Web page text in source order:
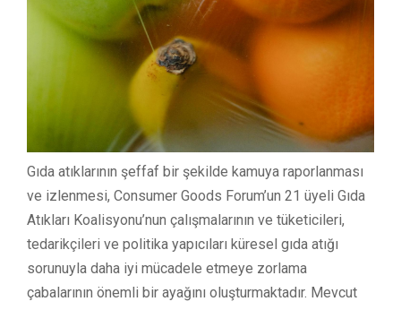
Gıda atıklarının şeffaf bir şekilde kamuya raporlanması
ve izlenmesi, Consumer Goods Forum’un 21 üyeli Gıda
Atıkları Koalisyonu’nun çalışmalarının ve tüketicileri,
tedarikçileri ve politika yapıcıları küresel gıda atığı
sorunuyla daha iyi mücadele etmeye zorlama
çabalarının önemli bir ayağını oluşturmaktadır. Mevcut